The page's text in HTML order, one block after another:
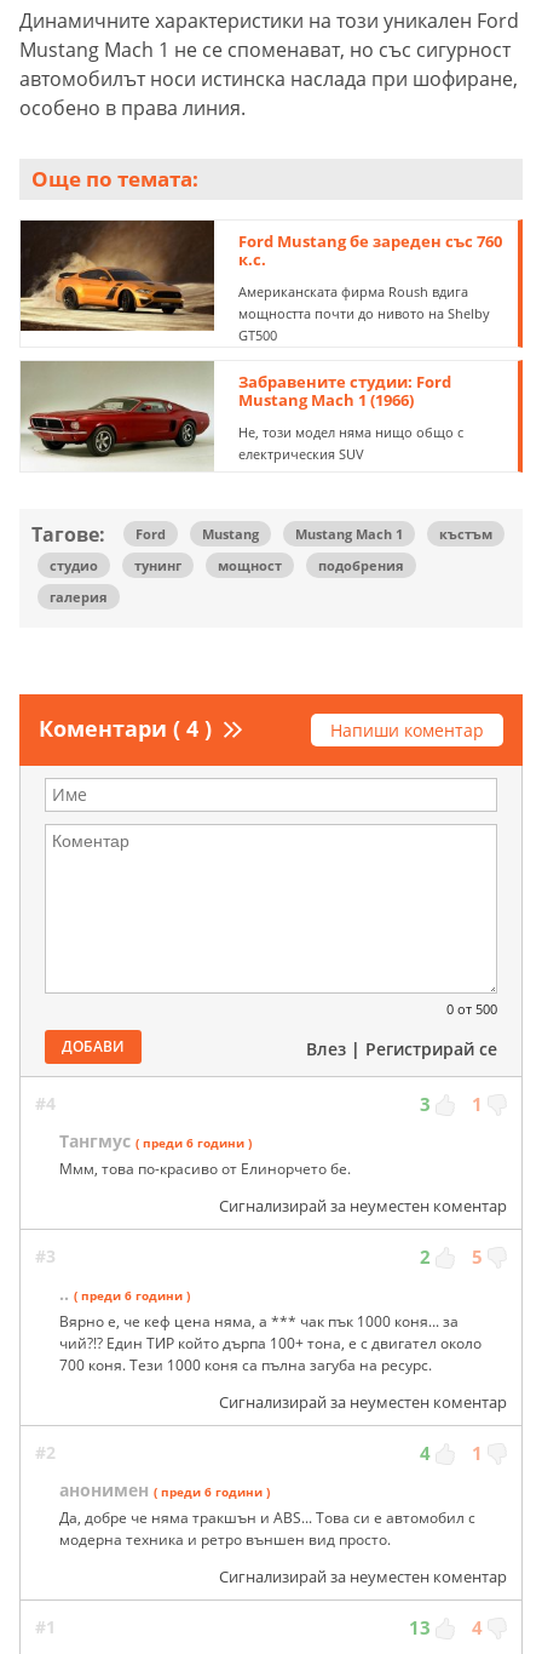
Динамичните характеристики на този уникален Ford
Mustang Mach 1 не се споменават, но със сигурност
автомобилът носи истинска наслада при шофиране,
особено в права линия.
Още по темата:
Ford Mustang бе зареден със 760
к.с.
Американската фирма Roush вдига
мощността почти до нивото на Shelby
GT500
Забравените студии: Ford
Mustang Mach 1 (1966)
Не, този модел няма нищо общо с
електрическия SUV
Тагове: Ford Mustang Mustang Mach 1
къстъм
студио
тунинг мощност
подобрения
галерия
Коментари ( 4 ) Напиши коментар
0 от 500
ДОБАВИ Влез | Регистрирай се
#4 3 1
Тангмус ( преди 6 години )
Ммм, това по-красиво от Елинорчето бе.
Сигнализирай за неуместен коментар
#3 2 5
.. ( преди 6 години )
Вярно е, че кеф цена няма, а *** чак пък 1000 коня... за
чий?!? Един ТИР който дърпа 100+ тона, е с двигател около
700 коня. Тези 1000 коня са пълна загуба на ресурс.
Сигнализирай за неуместен коментар
#2 4 1
анонимен ( преди 6 години )
Да, добре че няма тракшън и ABS... Това си е автомобил с
модерна техника и ретро външен вид просто.
Сигнализирай за неуместен коментар
#1 13 4